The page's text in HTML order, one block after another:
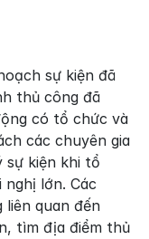
sự kiện đã
thủ công đã
có tổ chức và
các chuyên gia
sự kiện khi tổ
lớn. Các
quan đến
tìm địa điểm thủ